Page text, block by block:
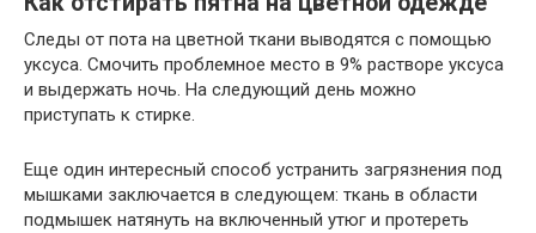
Следы от пота на цветной ткани выводятся с помощью
уксуса. Смочить проблемное место в 9% растворе уксуса
и выдержать ночь. На следующий день можно
приступать к стирке.
Еще один интересный способ устранить загрязнения под
мышками заключается в следующем: ткань в области
подмышек натянуть на включенный утюг и протереть